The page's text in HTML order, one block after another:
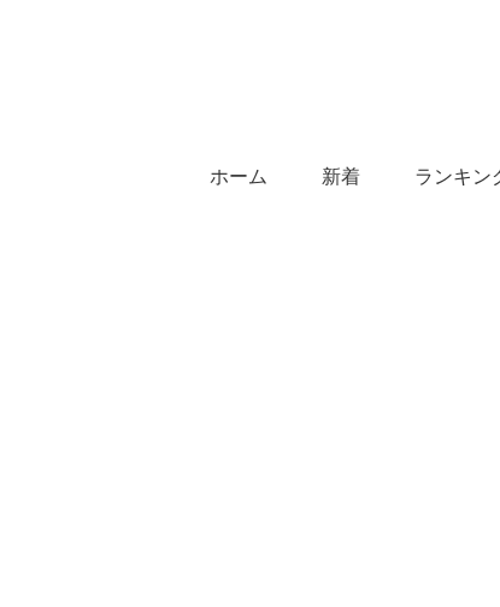
ホーム 新着 ランキン